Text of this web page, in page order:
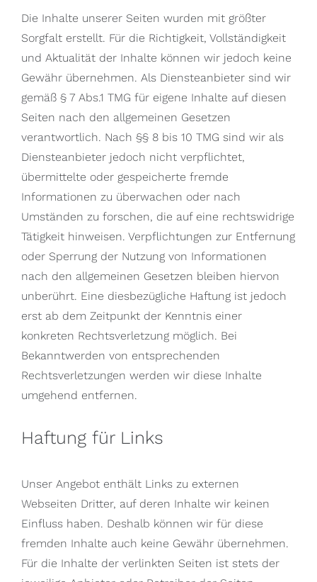
Die Inhalte unserer Seiten wurden mit größter
Sorgfalt erstellt. Für die Richtigkeit, Vollständigkeit
und Aktualität der Inhalte können wir jedoch keine
Gewähr übernehmen. Als Diensteanbieter sind wir
gemäß § 7 Abs.1 TMG für eigene Inhalte auf diesen
Seiten nach den allgemeinen Gesetzen
verantwortlich. Nach §§ 8 bis 10 TMG sind wir als
Diensteanbieter jedoch nicht verpflichtet,
übermittelte oder gespeicherte fremde
Informationen zu überwachen oder nach
Umständen zu forschen, die auf eine rechtswidrige
Tätigkeit hinweisen. Verpflichtungen zur Entfernung
oder Sperrung der Nutzung von Informationen
nach den allgemeinen Gesetzen bleiben hiervon
unberührt. Eine diesbezügliche Haftung ist jedoch
erst ab dem Zeitpunkt der Kenntnis einer
konkreten Rechtsverletzung möglich. Bei
Bekanntwerden von entsprechenden
Rechtsverletzungen werden wir diese Inhalte
umgehend entfernen.
Haftung für Links
Unser Angebot enthält Links zu externen
Webseiten Dritter, auf deren Inhalte wir keinen
Einfluss haben. Deshalb können wir für diese
fremden Inhalte auch keine Gewähr übernehmen.
Für die Inhalte der verlinkten Seiten ist stets der